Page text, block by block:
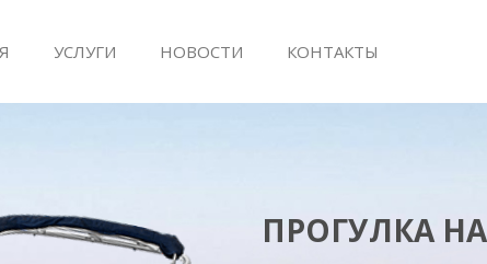
УСЛУГИ НОВОСТИ КОНТАКТЫ
ПРОГУЛКА